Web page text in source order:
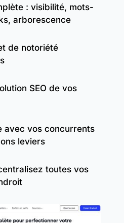
: visibilité, mots-
arborescence
de notoriété
SEO de vos
avec vos concurrents
leviers
toutes vos